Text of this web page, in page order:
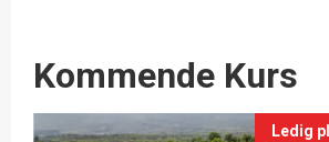
Events
Kommende Kurs
Ledig